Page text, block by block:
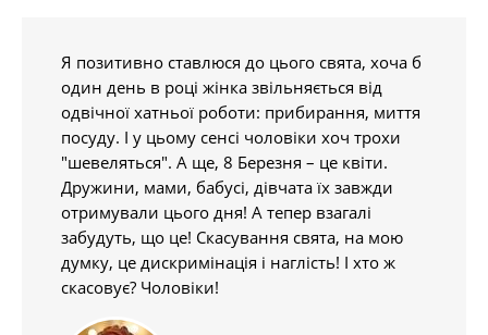
Я позитивно ставлюся до цього свята, хоча б
один день в році жінка звільняється від
одвічної хатньої роботи: прибирання, миття
посуду. І у цьому сенсі чоловіки хоч трохи
"шевеляться". А ще, 8 Березня – це квіти.
Дружини, мами, бабусі, дівчата їх завжди
отримували цього дня! А тепер взагалі
забудуть, що це! Скасування свята, на мою
думку, це дискримінація і наглість! І хто ж
скасовує? Чоловіки!